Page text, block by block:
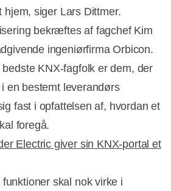
siger Lars Dittmer.
bekræftes af fagchef Kim
ingeniørfirma Orbicon.
KNX-fagfolk er dem, der
en bestemt leverandørs
fast i opfattelsen af, hvordan et
foregå.
Electric giver sin KNX-portal et
skal nok virke i